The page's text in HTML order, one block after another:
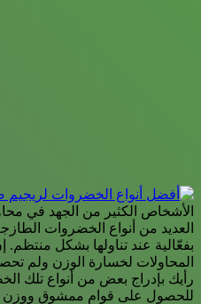
الأشخاص الكثير من الجهد في
العديد من أنواع الخضروات
بفعّالية عند تناولها بشكل
المحاولات لخسارة الوزن ولم
رأيك بإدراج بعض من أنواع تلك
للحصول على قوام ممشوق ووزن